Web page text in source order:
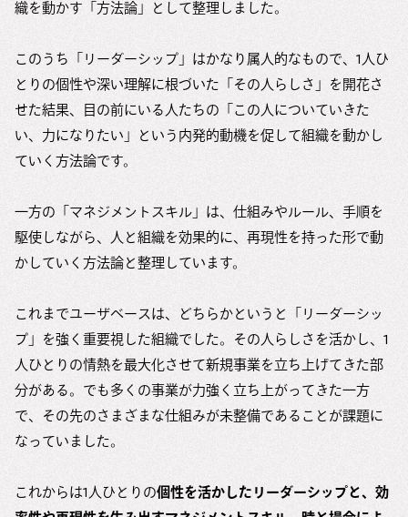
織を動かす「方法論」として整理しました。
このうち「リーダーシップ」はかなり属人的なもので、1人ひ
とりの個性や深い理解に根づいた「その人らしさ」を開花さ
せた結果、目の前にいる人たちの「この人についていきた
い、力になりたい」という内発的動機を促して組織を動かし
ていく方法論です。
一方の「マネジメントスキル」は、仕組みやルール、手順を
駆使しながら、人と組織を効果的に、再現性を持った形で動
かしていく方法論と整理しています。
これまでユーザベースは、どちらかというと「リーダーシッ
プ」を強く重要視した組織でした。その人らしさを活かし、1
人ひとりの情熱を最大化させて新規事業を立ち上げてきた部
分がある。でも多くの事業が力強く立ち上がってきた一方
で、その先のさまざまな仕組みが未整備であることが課題に
なっていました。
これからは1人ひとりの個性を活かしたリーダーシップと、効